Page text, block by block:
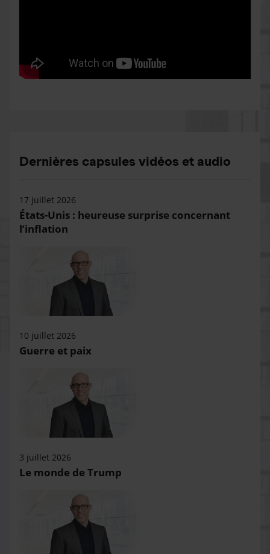
Dernières capsules vidéos et audio
17 juillet 2026
États-Unis : heureuse surprise concernant
l’inflation
10 juillet 2026
Guerre et paix
3 juillet 2026
Le monde de Trump